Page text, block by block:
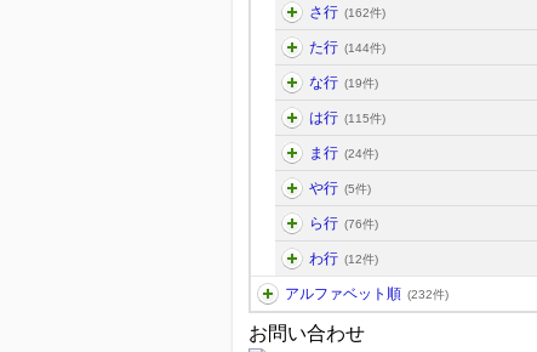
さ行 (162件)
た行 (144件)
な行 (19件)
は行 (115件)
ま行 (24件)
や行 (5件)
ら行 (76件)
わ行 (12件)
アルファベット順 (232件)
お問い合わせ